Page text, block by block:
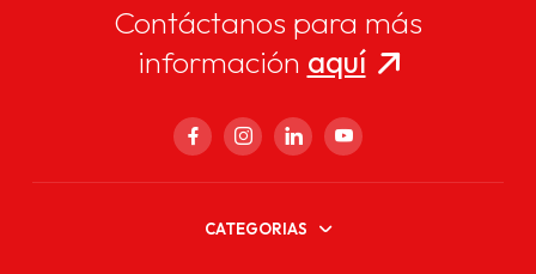
Contáctanos para más
información aquí
CATEGORIAS